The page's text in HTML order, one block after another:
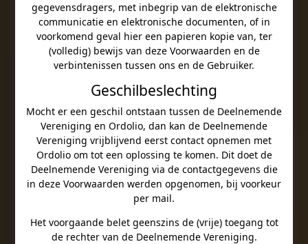
gegevensdragers, met inbegrip van de elektronische
communicatie en elektronische documenten, of in
voorkomend geval hier een papieren kopie van, ter
(volledig) bewijs van deze Voorwaarden en de
verbintenissen tussen ons en de Gebruiker.
Geschilbeslechting
Mocht er een geschil ontstaan tussen de Deelnemende
Vereniging en Ordolio, dan kan de Deelnemende
Vereniging vrijblijvend eerst contact opnemen met
Ordolio om tot een oplossing te komen. Dit doet de
Deelnemende Vereniging via de contactgegevens die
in deze Voorwaarden werden opgenomen, bij voorkeur
per mail.
Het voorgaande belet geenszins de (vrije) toegang tot
de rechter van de Deelnemende Vereniging.